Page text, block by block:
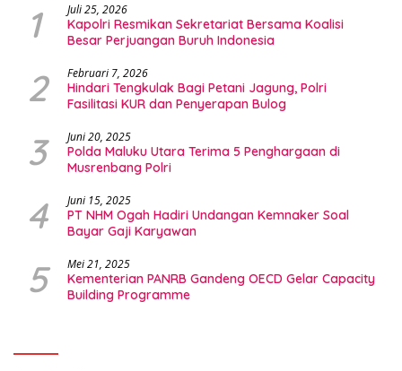
1 Juli 25, 2026
Kapolri Resmikan Sekretariat Bersama Koalisi
Besar Perjuangan Buruh Indonesia
2 Februari 7, 2026
Hindari Tengkulak Bagi Petani Jagung, Polri
Fasilitasi KUR dan Penyerapan Bulog
3 Juni 20, 2025
Polda Maluku Utara Terima 5 Penghargaan di
Musrenbang Polri
4 Juni 15, 2025
PT NHM Ogah Hadiri Undangan Kemnaker Soal
Bayar Gaji Karyawan
5 Mei 21, 2025
Kementerian PANRB Gandeng OECD Gelar Capacity
Building Programme